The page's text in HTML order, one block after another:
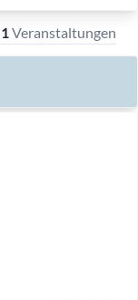
1Veranstaltungen